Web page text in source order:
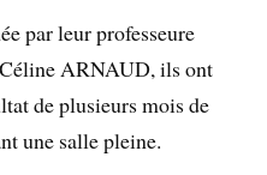
par leur professeure
ARNAUD, ils ont
de plusieurs mois de
une salle pleine.